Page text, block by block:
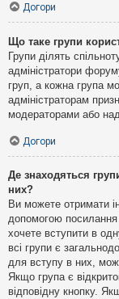
Догори
Що таке групи
Групи ділять
адміністратори
груп, а кожна група
адміністраторам
модераторами або
Догори
Де знаходяться
них?
Ви можете отримати
допомогою
хочете вступити в
всі групи є
для вступу в них,
Якщо група є
відповідну кнопку.